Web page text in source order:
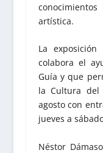
artística.
La exposición
colabora el
Guía y que
la Cultura
agosto con
jueves a
Néstor